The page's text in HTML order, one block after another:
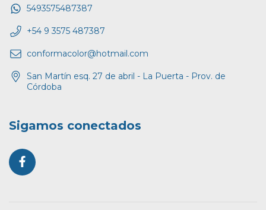
5493575487387
+54 9 3575 487387
conformacolor@hotmail.com
San Martín esq. 27 de abril - La Puerta - Prov. de
Córdoba
Sigamos conectados